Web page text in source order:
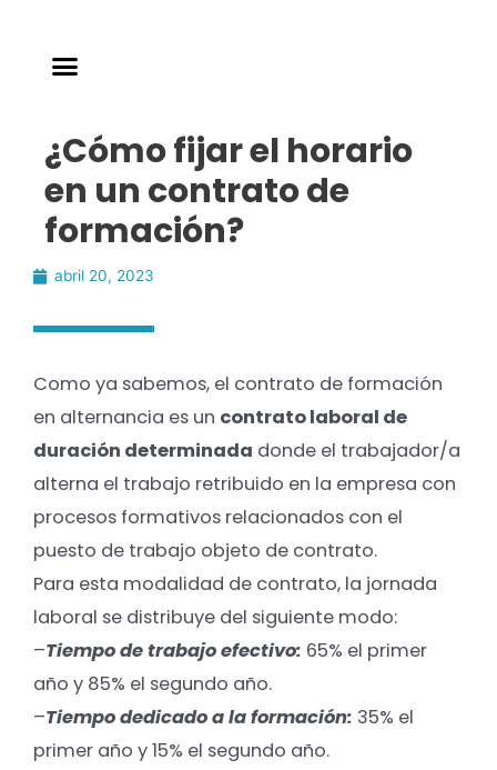
¿Cómo fijar el horario
en un contrato de
formación?
abril 20, 2023
Como ya sabemos, el contrato de formación
en alternancia es un contrato laboral de
duración determinada donde el trabajador/a
alterna el trabajo retribuido en la empresa con
procesos formativos relacionados con el
puesto de trabajo objeto de contrato.
Para esta modalidad de contrato, la jornada
laboral se distribuye del siguiente modo:
–Tiempo de trabajo efectivo: 65% el primer
año y 85% el segundo año.
–Tiempo dedicado a la formación: 35% el
primer año y 15% el segundo año.